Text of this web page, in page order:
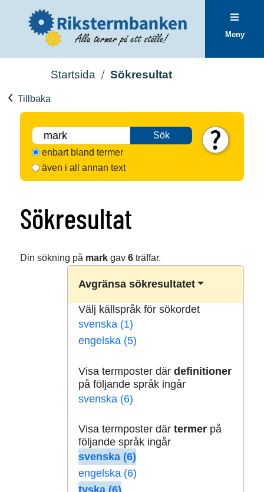
Meny
Startsida Sökresultat
Tillbaka
Sök
enbart bland termer
även i all annan text
Sökresultat
Din sökning på markgav 6träffar.
Avgränsa sökresultatet
Välj källspråk för sökordet
svenska (1)
engelska (5)
Visa termposter där definitioner
på följande språk ingår
svenska (6)
Visa termposter där termerpå
följande språk ingår
svenska (6)
engelska (6)